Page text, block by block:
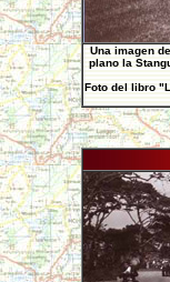
Una imagen
plano la
Foto del libro